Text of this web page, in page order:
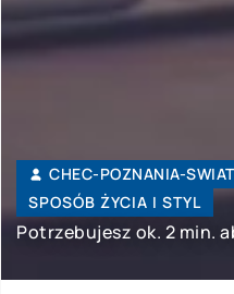
CHEC-POZNANIA-
SPOSÓB ŻYCIA I STYL
Potrzebujesz ok. 2 min.